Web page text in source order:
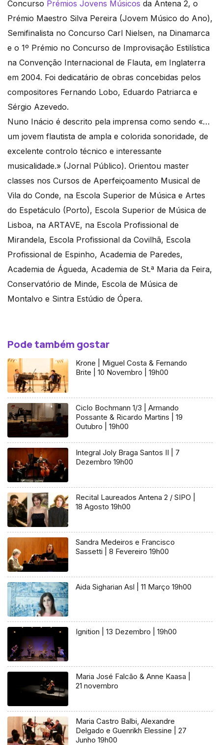
Concurso Prémios Jovens Músicos da Antena 2, o
Prémio Maestro Silva Pereira (Jovem Músico do Ano),
Semifinalista no Concurso Carl Nielsen, na Dinamarca
e o 1º Prémio no Concurso de Improvisação Estilística
na Convenção Internacional de Flauta, em Inglaterra
em 2004. Foi dedicatário de obras concebidas pelos
compositores Fernando Lobo, Eduardo Patriarca e
Sérgio Azevedo.
Nuno Inácio é descrito pela imprensa como sendo «…
um jovem flautista de ampla e colorida sonoridade, de
excelente controlo técnico e interessante
musicalidade.» (Jornal Público). Orientou master
classes nos Cursos de Aperfeiçoamento Musical de
Vila do Conde, na Escola Superior de Música e Artes
do Espetáculo (Porto), Escola Superior de Música de
Lisboa, na ARTAVE, na Escola Profissional de
Mirandela, Escola Profissional da Covilhã, Escola
Profissional de Espinho, Academia de Paredes,
Academia de Águeda, Academia de St.ª Maria da Feira,
Conservatório de Minde, Escola de Música de
Montalvo e Sintra Estúdio de Ópera.
Pode também gostar
Krone | Miguel Costa & Fernando
Brite | 10 Novembro | 19h00
Ciclo Bochmann 1/3 | Armando
Possante & Ricardo Martins | 19
Outubro | 19h00
Integral Joly Braga Santos II | 7
Dezembro 19h00
Recital Laureados Antena 2 / SIPO |
18 Agosto 19h00
Sandra Medeiros e Francisco
Sassetti | 8 Fevereiro 19h00
Aida Sigharian Asl | 11 Março 19h00
Ignition | 13 Dezembro | 19h00
Maria José Falcão & Anne Kaasa |
21 novembro
Maria Castro Balbi, Alexandre
Delgado e Guenrikh Elessine | 27
Junho 19h00